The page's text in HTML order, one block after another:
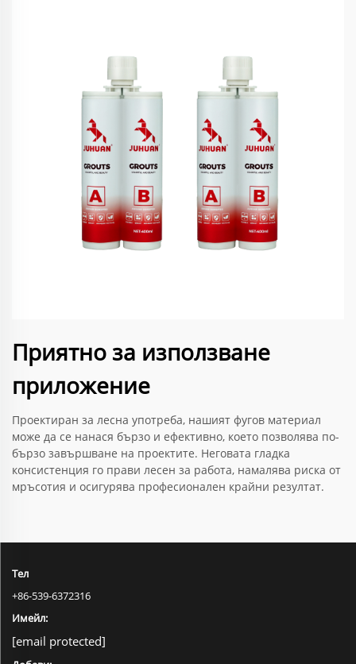
Приятно за използване
приложение
Проектиран за лесна употреба, нашият фугов материал
може да се нанася бързо и ефективно, което позволява по-
бързо завършване на проектите. Неговата гладка
консистенция го прави лесен за работа, намалява риска от
мръсотия и осигурява професионален крайни резултат.
Тел
+86-539-6372316
Имейл:
[email protected]